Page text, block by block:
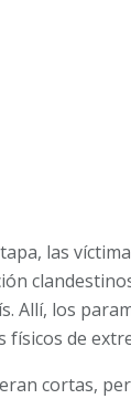
las
Allí, los
físicos de
cortas,